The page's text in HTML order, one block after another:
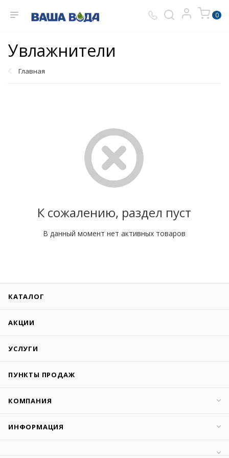
0
Увлажнители
Главная
К сожалению, раздел пуст
В данный момент нет активных товаров
КАТАЛОГ
АКЦИИ
УСЛУГИ
ПУНКТЫ ПРОДАЖ
КОМПАНИЯ
ИНФОРМАЦИЯ